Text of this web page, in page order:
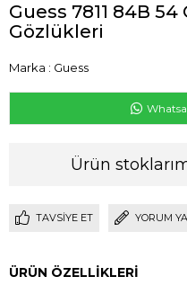
Guess 7811 84B 54
Gözlükleri
Marka : Guess
Ürün
TAVSIYE ET YORUM
ÜRÜN ÖZELLIKLERI